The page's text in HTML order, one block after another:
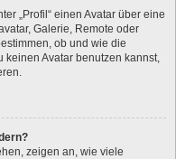
„Profil“ einen Avatar über eine
Galerie, Remote oder
ob und wie die
keinen Avatar benutzen kannst,
zeigen an, wie viele